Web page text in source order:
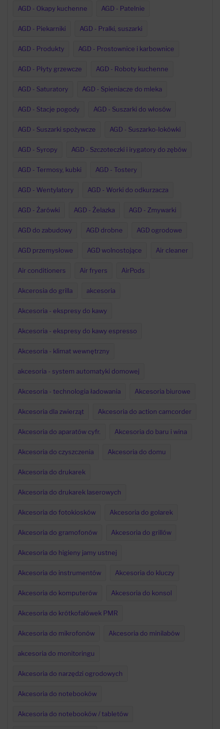
AGD - Okapy kuchenne AGD - Patelnie
AGD - Piekarniki AGD - Pralki, suszarki
AGD - Produkty AGD - Prostownice i karbownice
AGD - Płyty grzewcze AGD - Roboty kuchenne
AGD - Saturatory AGD - Spieniacze do mleka
AGD - Stacje pogody AGD - Suszarki do włosów
AGD - Suszarki spożywcze AGD - Suszarko-lokówki
AGD - Syropy AGD - Szczoteczki i irygatory do zębów
AGD - Termosy, kubki AGD - Tostery
AGD - Wentylatory AGD - Worki do odkurzacza
AGD - Żarówki AGD - Żelazka AGD - Zmywarki
AGD do zabudowy AGD drobne AGD ogrodowe
AGD przemysłowe AGD wolnostojące Air cleaner
Air conditioners Air fryers AirPods
Akcerosia do grilla akcesoria
Akcesoria - ekspresy do kawy
Akcesoria - ekspresy do kawy espresso
Akcesoria - klimat wewnętrzny
akcesoria - system automatyki domowej
Akcesoria - technologia ładowania Akcesoria biurowe
Akcesoria dla zwierząt Akcesoria do action camcorder
Akcesoria do aparatów cyfr. Akcesoria do baru i wina
Akcesoria do czyszczenia Akcesoria do domu
Akcesoria do drukarek
Akcesoria do drukarek laserowych
Akcesoria do fotokiosków Akcesoria do golarek
Akcesoria do gramofonów Akcesoria do grillów
Akcesoria do higieny jamy ustnej
Akcesoria do instrumentów Akcesoria do kluczy
Akcesoria do komputerów Akcesoria do konsol
Akcesoria do krótkofalówek PMR
Akcesoria do mikrofonów Akcesoria do minilabów
akcesoria do monitoringu
Akcesoria do narzędzi ogrodowych
Akcesoria do notebooków
Akcesoria do notebooków / tabletów